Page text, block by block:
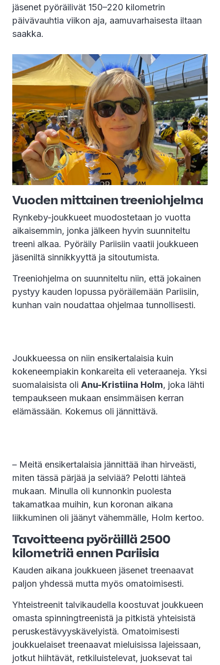
jäsenet pyöräilivät 150–220 kilometrin
päivävauhtia viikon aja, aamuvarhaisesta iltaan
saakka.
Vuoden mittainen treeniohjelma
Rynkeby-joukkueet muodostetaan jo vuotta
aikaisemmin, jonka jälkeen hyvin suunniteltu
treeni alkaa. Pyöräily Pariisiin vaatii joukkueen
jäseniltä sinnikkyyttä ja sitoutumista.
Treeniohjelma on suunniteltu niin, että jokainen
pystyy kauden lopussa pyöräilemään Pariisiin,
kunhan vain noudattaa ohjelmaa tunnollisesti.
Joukkueessa on niin ensikertalaisia kuin
kokeneempiakin konkareita eli veteraaneja. Yksi
suomalaisista oli Anu-Kristiina Holm, joka lähti
tempaukseen mukaan ensimmäisen kerran
elämässään. Kokemus oli jännittävä.
– Meitä ensikertalaisia jännittää ihan hirveästi,
miten tässä pärjää ja selviää? Pelotti lähteä
mukaan. Minulla oli kunnonkin puolesta
takamatkaa muihin, kun koronan aikana
liikkuminen oli jäänyt vähemmälle, Holm kertoo.
Tavoitteena pyöräillä 2500
kilometriä ennen Pariisia
Kauden aikana joukkueen jäsenet treenaavat
paljon yhdessä mutta myös omatoimisesti.
Yhteistreenit talvikaudella koostuvat joukkueen
omasta spinningtreenistä ja pitkistä yhteisistä
peruskestävyyskävelyistä. Omatoimisesti
joukkuelaiset treenaavat mieluisissa lajeissaan,
jotkut hiihtävät, retkiluistelevat, juoksevat tai